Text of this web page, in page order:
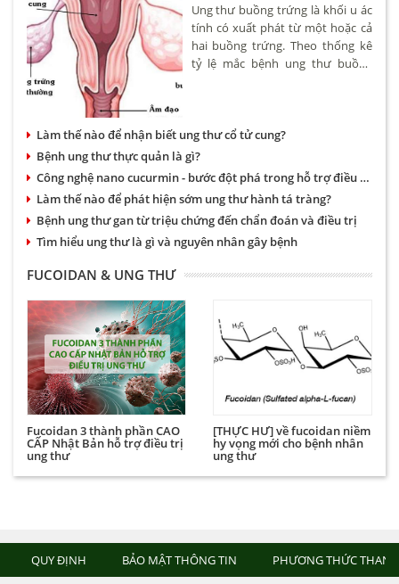
Ung thư buồng trứng là khối u ác
tính có xuất phát từ một hoặc cả
hai buồng trứng. Theo thống kê
tỷ lệ mắc bệnh ung thư buồng
phụ nữ trên 50.
Làm thế nào để nhận biết ung thư cổ tử cung?
Bệnh ung thư thực quản là gì?
Công nghệ nano cucurmin - bước đột phá trong hỗ trợ điều trị bệnh dạ dày và ung thư
Làm thế nào để phát hiện sớm ung thư hành tá tràng?
Bệnh ung thư gan từ triệu chứng đến chẩn đoán và điều trị
Tìm hiểu ung thư là gì và nguyên nhân gây bệnh
FUCOIDAN & UNG THƯ
Fucoidan 3 thành phần CAO
CẤP Nhật Bản hỗ trợ điều trị
ung thư
[THỰC HƯ] về fucoidan niềm
hy vọng mới cho bệnh nhân
ung thư
QUY ĐỊNH BẢO MẬT THÔNG TIN PHƯƠNG THỨC